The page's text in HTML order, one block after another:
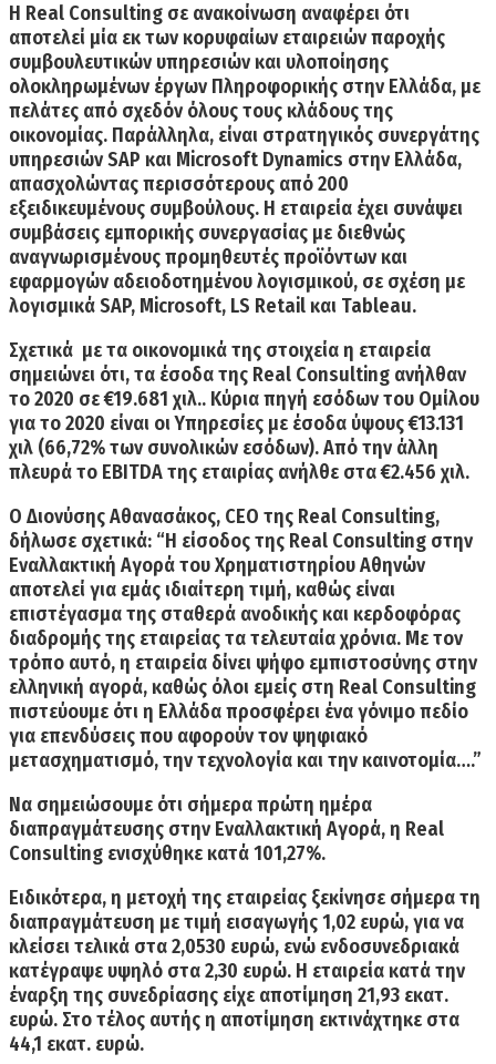
Η Real Consulting σε ανακοίνωση αναφέρει ότι
αποτελεί μία εκ τωνκορυφαίων εταιρειών παροχής
συμβουλευτικών υπηρεσιών και υλοποίησης
ολοκληρωμένων έργων Πληροφορικής στην Ελλάδα, με
πελάτες από σχεδόν όλους τους κλάδους της
οικονομίας. Παράλληλα, είναι στρατηγικός συνεργάτης
υπηρεσιών SAP και Microsoft Dynamics στην Ελλάδα,
απασχολώντας περισσότερους από 200
εξειδικευμένους συμβούλους. Η εταιρεία έχει συνάψει
συμβάσεις εμπορικής συνεργασίας με διεθνώς
αναγνωρισμένους προμηθευτές προϊόντων και
εφαρμογών αδειοδοτημένου λογισμικού, σε σχέση με
λογισμικά SAP, Microsoft, LS Retail και Tableau.
Σχετικά με τα οικονομικά της στοιχεία η εταιρεία
σημειώνει ότι,τα έσοδα της Real Consulting ανήλθαν
το 2020 σε €19.681 χιλ.. Κύρια πηγή εσόδων του Ομίλου
για το 2020 είναι οι Υπηρεσίες με έσοδα ύψους €13.131
χιλ (66,72% των συνολικών εσόδων). Από την άλλη
πλευρά το EBITDΑτης εταιρίας ανήλθε στα€2.456 χιλ.
Ο Διονύσης Αθανασάκος, CEO της Real Consulting,
δήλωσε σχετικά: “Η είσοδος της Real Consulting στην
Εναλλακτική Αγορά του Χρηματιστηρίου Αθηνών
αποτελεί για εμάς ιδιαίτερη τιμή, καθώς είναι
επιστέγασμα της σταθερά ανοδικής και κερδοφόρας
διαδρομής της εταιρείας τα τελευταία χρόνια. Με τον
τρόπο αυτό, η εταιρεία δίνει ψήφο εμπιστοσύνης στην
ελληνική αγορά, καθώς όλοι εμείς στη Real Consulting
πιστεύουμε ότι η Ελλάδα προσφέρει έναγόνιμο πεδίο
για επενδύσεις που αφορούν τον ψηφιακό
μετασχηματισμό, την τεχνολογία και την καινοτομία….”
Να σημειώσουμε ότι σήμερα πρώτη ημέρα
διαπραγμάτευσης στην Εναλλακτική Αγορά, η Real
Consulting ενισχύθηκε κατά 101,27%.
Ειδικότερα, η μετοχή της εταιρείας ξεκίνησε σήμερα τη
διαπραγμάτευση μετιμή εισαγωγής 1,02 ευρώ,για να
κλείσειτελικά στα 2,0530 ευρώ, ενώ ενδοσυνεδριακά
κατέγραψε υψηλό στα 2,30 ευρώ. Η εταιρεία κατά την
έναρξη της συνεδρίασης είχε αποτίμηση 21,93 εκατ.
ευρώ. Στο τέλος αυτής η αποτίμηση εκτινάχτηκε στα
44,1 εκατ. ευρώ.